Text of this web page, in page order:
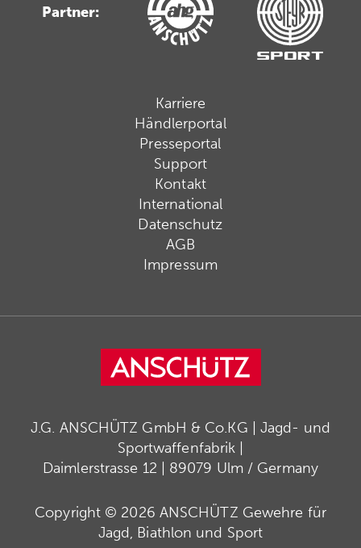
Partner:
Karriere
Händlerportal
Presseportal
Support
Kontakt
International
Datenschutz
AGB
Impressum
J.G. ANSCHÜTZ GmbH & Co.KG | Jagd- und
Sportwaffenfabrik |
Daimlerstrasse 12 | 89079 Ulm / Germany
Copyright © 2026 ANSCHÜTZ Gewehre für
Jagd, Biathlon und Sport